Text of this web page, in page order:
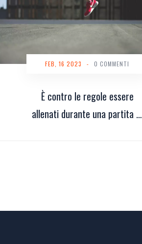
È contro le regole essere
allenati durante una partita di
FEB, 16 2023 - 0 COMMENTI